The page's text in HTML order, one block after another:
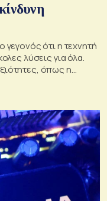
γεγονός ότι η τεχνητή
λύσεις για όλα.
όπως η